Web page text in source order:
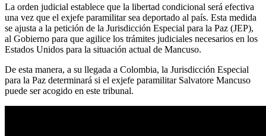
La orden judicial establece que la libertad condicional será efectiva
una vez que el exjefe paramilitar sea deportado al país. Esta medida
se ajusta a la petición de la Jurisdicción Especial para la Paz (JEP),
al Gobierno para que agilice los trámites judiciales necesarios en los
Estados Unidos para la situación actual de Mancuso.
De esta manera, a su llegada a Colombia, la Jurisdicción Especial
para la Paz determinará si el exjefe paramilitar Salvatore Mancuso
puede ser acogido en este tribunal.